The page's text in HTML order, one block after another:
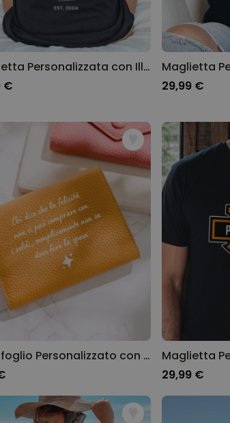
Maglietta Personalizzata con Illustrazione Aperol Spritz e Testo
€
29,99 €
Portafoglio Personalizzato con Testo e Simbolo
29,99 €